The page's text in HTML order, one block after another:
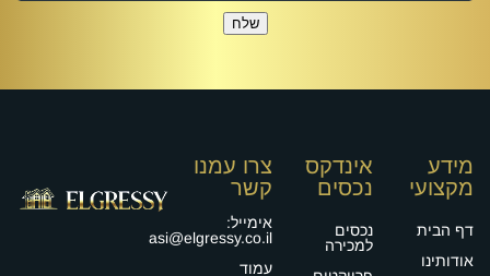
שלח
מידע
מקצועי
דף הבית
אודותינו
אינדקס
נכסים
נכסים
למכירה
צרו עמנו
קשר
אימייל:
asi@elgressy.co.il
עמוד